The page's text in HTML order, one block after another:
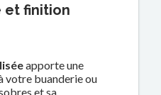
et finition
apporte une
votre buanderie ou
et sa